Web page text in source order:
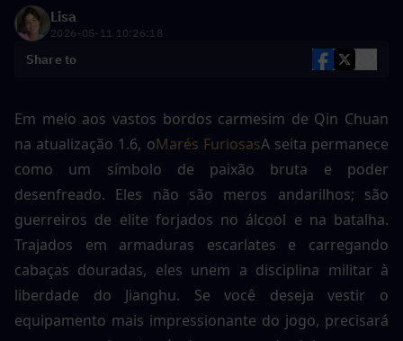
Lisa
2026-05-11 10:26:18
Share to
Em meio aos vastos bordos carmesim de Qin Chuan
na atualização 1.6, oMarés FuriosasA seita permanece
como um símbolo de paixão bruta e poder
desenfreado. Eles não são meros andarilhos; são
guerreiros de elite forjados no álcool e na batalha.
Trajados em armaduras escarlates e carregando
cabaças douradas, eles unem a disciplina militar à
liberdade do Jianghu. Se você deseja vestir o
equipamento mais impressionante do jogo, precisará